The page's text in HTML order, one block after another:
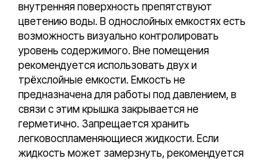
внутренняя поверхность препятствуют
цветению воды. В однослойных емкостях есть
возможность визуально контролировать
уровень содержимого. Вне помещения
рекомендуется использовать двух и
трёхслойные емкости. Емкость не
предназначена для работы под давлением, в
связи с этим крышка закрывается не
герметично. Запрещается хранить
легковоспламеняющиеся жидкости. Если
жидкость может замерзнуть, рекомендуется